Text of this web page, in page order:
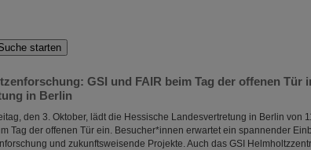
GSI und FAIR beim Tag der offenen Tür
in Berlin
den 3. Oktober, lädt die Hessische Landesvertretung in Berlin von
Tag der offenen Tür ein. Besucher*innen erwartet ein spannender
und zukunftsweisende Projekte. Auch das GSI